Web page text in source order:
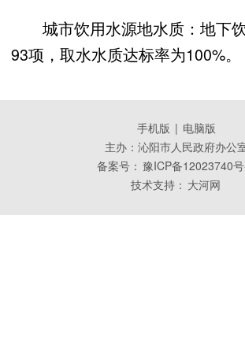
城市饮用水源地水质：地下
93项，取水水质达标率为100%。
手机版 | 电脑版
主办：沁阳市人民政府办公
备案号： 豫ICP备12023740号
技术支持： 大河网